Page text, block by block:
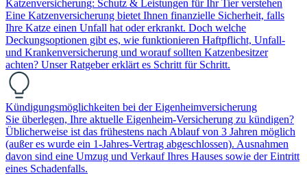
Katzenversicherung: Schutz & Leistungen für Ihr Tier verstehen
Eine Katzenversicherung bietet Ihnen finanzielle Sicherheit, falls
Ihre Katze einen Unfall hat oder erkrankt. Doch welche
Deckungsoptionen gibt es, wie funktionieren Haftpflicht, Unfall-
und Krankenversicherung und worauf sollten Katzenbesitzer
achten? Unser Ratgeber erklärt es Schritt für Schritt.
Kündigungsmöglichkeiten bei der Eigenheimversicherung
Sie überlegen, Ihre aktuelle Eigenheim-Versicherung zu kündigen?
Üblicherweise ist das frühestens nach Ablauf von 3 Jahren möglich
(außer es wurde ein 1-Jahres-Vertrag abgeschlossen). Ausnahmen
davon sind eine Umzug und Verkauf Ihres Hauses sowie der Eintritt
eines Schadenfalls.